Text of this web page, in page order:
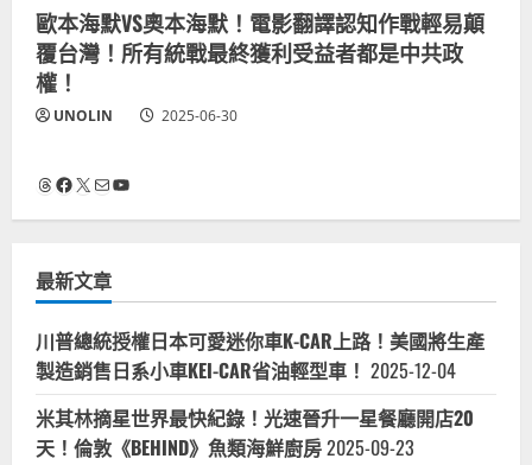
歐本海默VS奧本海默！電影翻譯認知作戰輕易顛
覆台灣！所有統戰最終獲利受益者都是中共政
權！
UNOLIN 2025-06-30
Threads
Facebook
X 電子郵件YouTube
最新文章
川普總統授權日本可愛迷你車K-CAR上路！美國將生產
製造銷售日系小車KEI-CAR省油輕型車！ 2025-12-04
米其林摘星世界最快紀錄！光速晉升一星餐廳開店20
天！倫敦《BEHIND》魚類海鮮廚房2025-09-23